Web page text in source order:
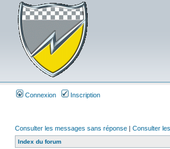
Connexion Inscription
Consulter les messages sans réponse | Consulter
Index du forum